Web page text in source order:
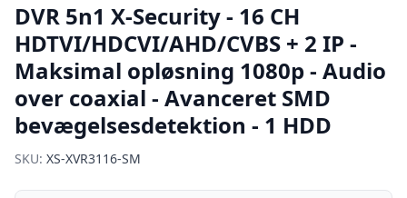
DVR 5n1 X-Security - 16 CH
HDTVI/HDCVI/AHD/CVBS + 2 IP -
Maksimal opløsning 1080p - Audio
over coaxial - Avanceret SMD
bevægelsesdetektion - 1 HDD
SKU: XS-XVR3116-SM